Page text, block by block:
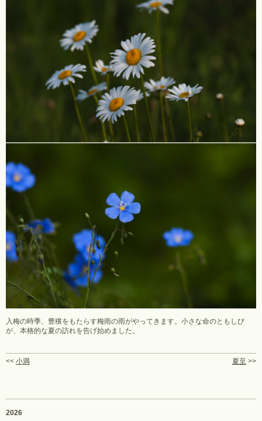
入梅の時季、豊穣をもたらす梅雨の雨がやってきます。小さな命のともしび
が、本格的な夏の訪れを告げ始めました。
<< 小満 夏至 >>
2026